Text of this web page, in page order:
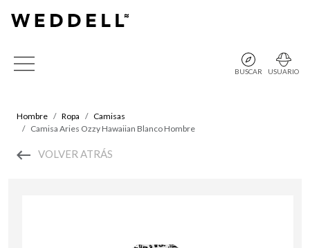
BUSCAR USUARIO
Hombre Ropa
Camisas
Camisa Aries Ozzy Hawaiian Blanco Hombre
VOLVER ATRÁS